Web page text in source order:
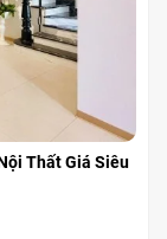
Thất Giá Siêu